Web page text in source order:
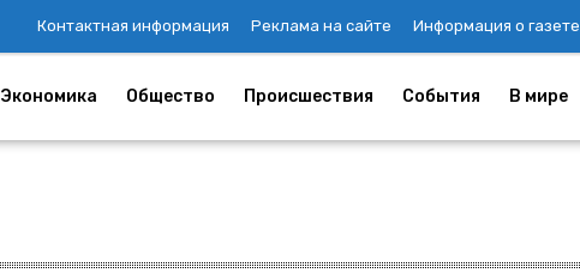
Контактная информация Реклама на сайте Информация о газете
Экономика Общество Происшествия События В мире